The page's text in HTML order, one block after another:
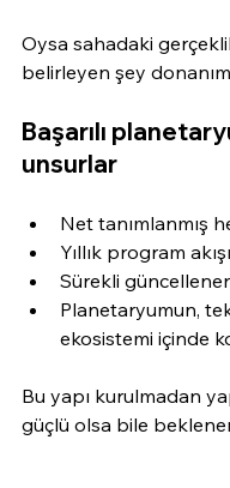
Oysa sahadaki
belirleyen şey
Başarılı
unsurlar
Net tanımlanmış
Yıllık program
Sürekli
Planetaryumun,
ekosistemi içinde
Bu yapı kurulmadan
güçlü olsa bile